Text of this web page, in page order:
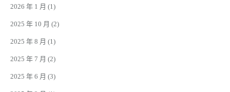
2026 年 1 月 (1)
2025 年 10 月 (2)
2025 年 8 月 (1)
2025 年 7 月 (2)
2025 年 6 月 (3)